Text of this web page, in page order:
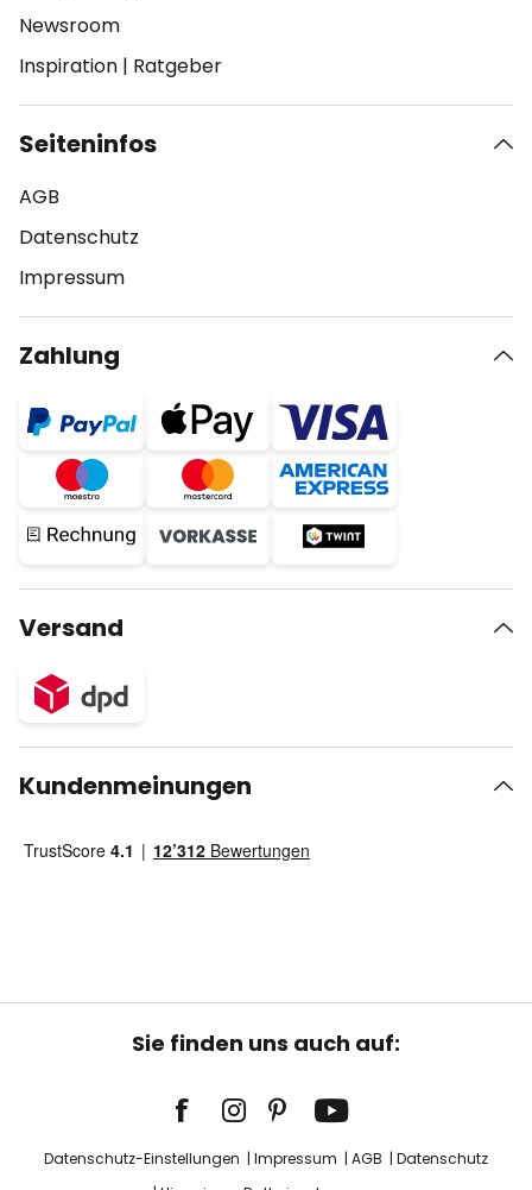
Newsroom
Inspiration | Ratgeber
Seiteninfos
AGB
Datenschutz
Impressum
Zahlung
Versand
Kundenmeinungen
Sie finden uns auch auf:
Datenschutz-Einstellungen Impressum AGB
Datenschutz